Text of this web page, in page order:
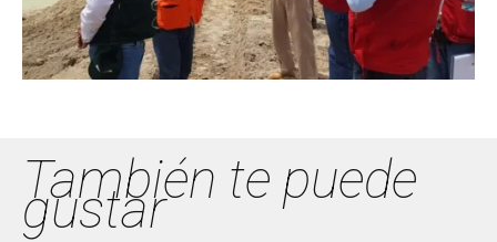
También te puede
gustar